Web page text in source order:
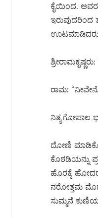
ಕೈಯಿಂದ.
ಇರುವುದರಿಂದ
ರಾಮ:
ನಿತ್ಯಗೋಪಾಲ
ದೋಣಿ
ಕೊಠಡಿಯನ್ನು
ಹೊರಕ್ಕೆ
ನರೋತ್ತಮ
ಸುಮ್ಮನೆ